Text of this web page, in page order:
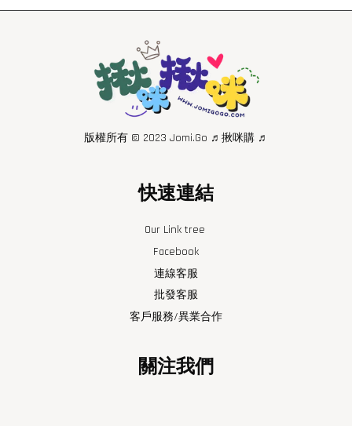
版權所有 © 2023 Jomi.Go ♬揪咪購 ♬
快速連結
Our Link tree
Facebook
連線客服
批發客服
客戶服務/異業合作
關注我們